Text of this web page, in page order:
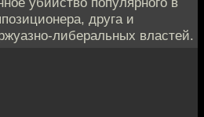
друга и
либеральных властей.